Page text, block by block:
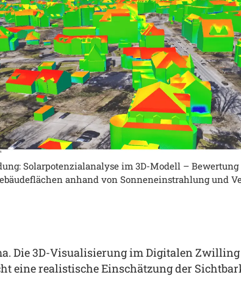
Solarpotenzialanalyse im 3D-Modell –
anhand von Sonneneinstrahlung und
Die 3D-Visualisierung im Digitalen
eine realistische Einschätzung der